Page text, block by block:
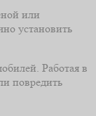
или
установить
Работая в
повредить